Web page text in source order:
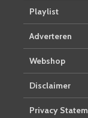
Playlist
Adverteren
Webshop
Disclaimer
Privacy